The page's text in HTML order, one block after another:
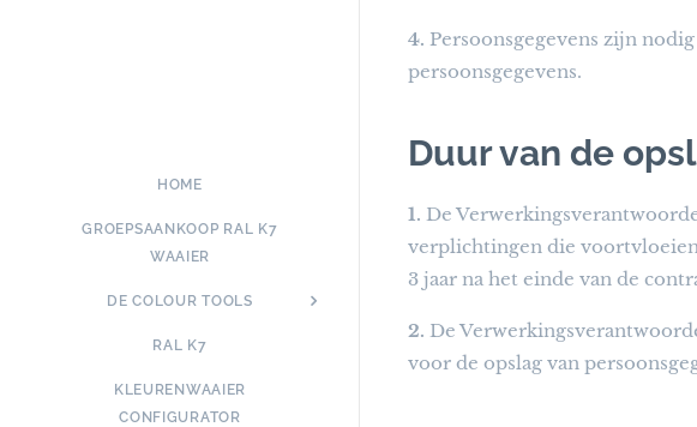
HOME
GROEPSAANKOOP RAL K7
WAAIER
DE COLOUR TOOLS
RAL K7
KLEURENWAAIER
CONFIGURATOR
4. Persoonsgegevens zijn
persoonsgegevens.
Duur van de
1. De
verplichtingen die
3 jaar na het einde van de
2. De
voor de opslag van